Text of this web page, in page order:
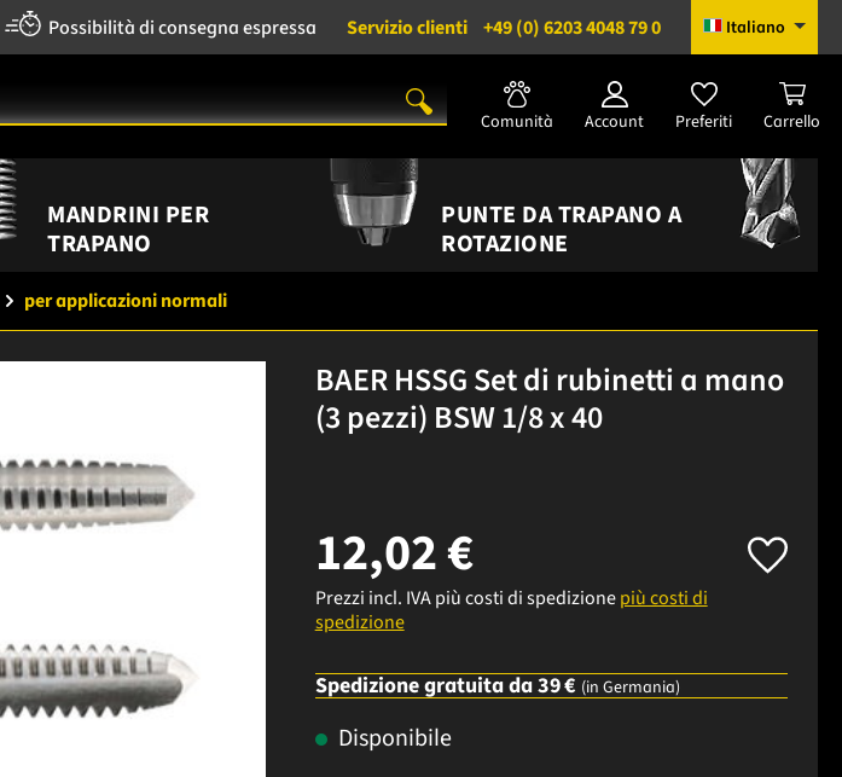
Possibilità di consegna espressa Servizio clienti +49 (0) 6203 4048 79 0 Italiano
Comunità Account Preferiti Carrello
MANDRINI PER
TRAPANO
PUNTE DA TRAPANO A
ROTAZIONE
per applicazioni normali
BAER HSSG Set di rubinetti a mano
(3 pezzi) BSW 1/8 x 40
12,02 €
Prezzi incl. IVA più costi di spedizionepiù costi di
spedizione
Spedizione gratuita da 39 € (in Germania)
Disponibile